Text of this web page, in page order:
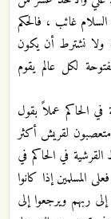
غائب ، فالحكم
ولا نشترط أن يكون
لكل عالم يقوم
الحاكم عملاً بقول
لقريش أكثر
في الحاكم في
في : 4 / 70 : ( ولذلك فعلى المسلمين إذا كانوا
ربهم ويرجعوا إلى